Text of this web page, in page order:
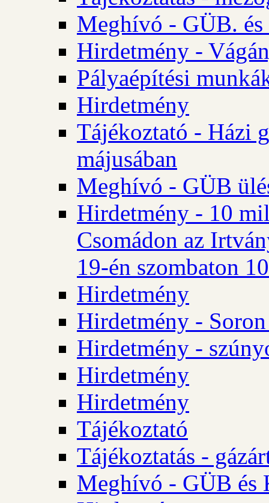
Meghívó - GÜB.
Hirdetmény -
Pályaépítési
Hirdetmény
Tájékoztató - Házi
májusában
Meghívó - GÜB
Hirdetmény - 10
Csomádon az
19-én szombaton
Hirdetmény
Hirdetmény -
Hirdetmény -
Hirdetmény
Hirdetmény
Tájékoztató
Tájékoztatás -
Meghívó - GÜB és